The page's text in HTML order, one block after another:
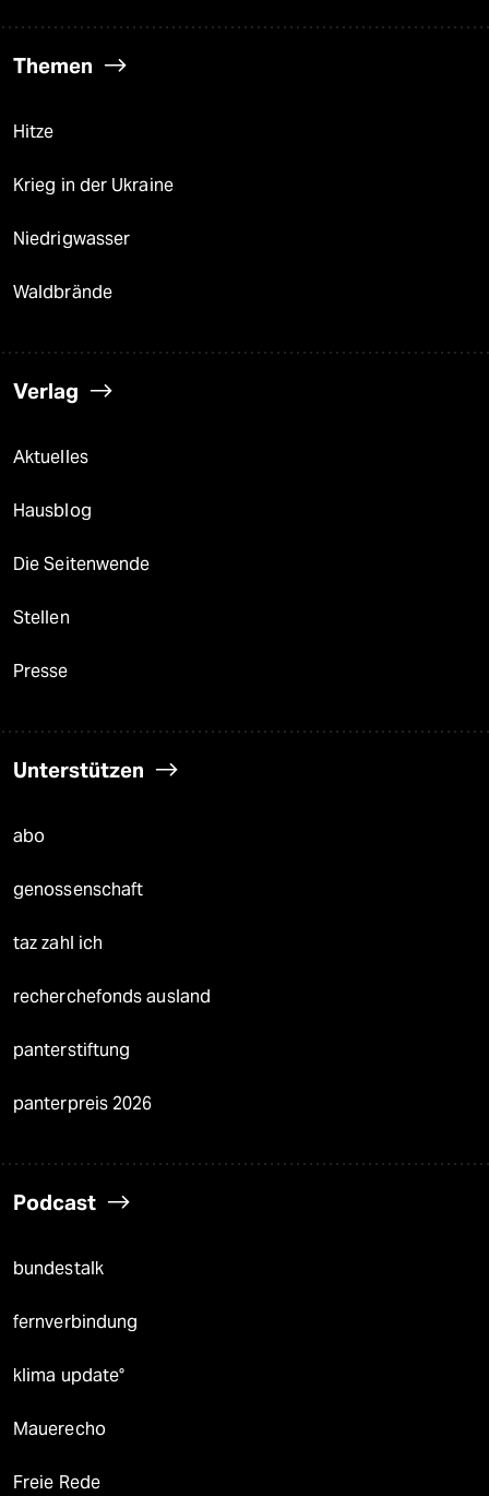
Themen
Hitze
Krieg in der Ukraine
Niedrigwasser
Waldbrände
Verlag
Aktuelles
Hausblog
Die Seitenwende
Stellen
Presse
Unterstützen
abo
genossenschaft
taz zahl ich
recherchefonds ausland
panterstiftung
panterpreis 2026
Podcast
bundestalk
fernverbindung
klima update°
Mauerecho
Freie Rede